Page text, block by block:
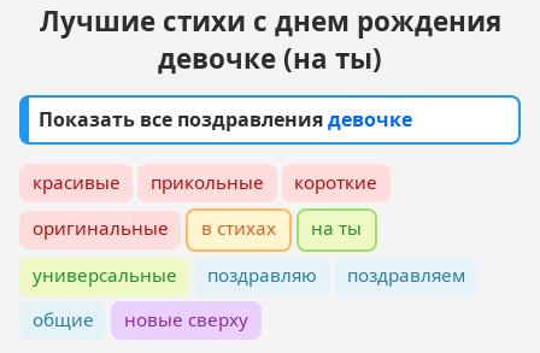
Лучшие стихи с днем рождения
девочке (на ты)
Показать все поздравлениядевочке
красивые прикольные
короткие
оригинальные
в стихах
на ты
универсальные
поздравляю
поздравляем
общие
новые сверху